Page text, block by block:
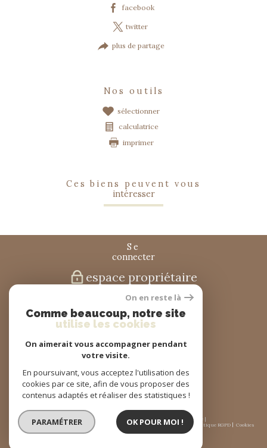
facebook
twitter
plus de partage
nos outils
sélectionner
calculatrice
imprimer
ces biens peuvent vous
intéresser
se
connecter
espace propriétaire
nous
suivre
adhérons
© 2026 | Tous droits réservés | Traduction powered by Google |
Nos honoraires
Plan du site Mentions légales Admin Partenaires Politique RGPD Cookies
On en reste là
Comme beaucoup, notre site
utilise les cookies
On aimerait vous accompagner pendant
votre visite.
En poursuivant, vous acceptez l'utilisation des
cookies par ce site, afin de vous proposer des
contenus adaptés et réaliser des statistiques !
PARAMÉTRER OK POUR MOI !